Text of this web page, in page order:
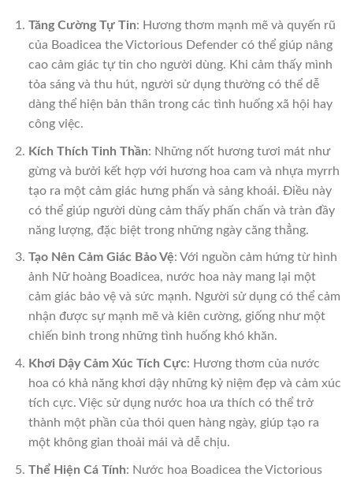
Tăng Cường Tự Tin: Hương thơm mạnh mẽ và quyến rũ
của Boadicea the Victorious Defender có thể giúp nâng
cao cảm giác tự tin cho người dùng. Khi cảm thấy mình
tỏa sáng và thu hút, người sử dụng thường có thể dễ
dàng thể hiện bản thân trong các tình huống xã hội hay
công việc.
Kích Thích Tinh Thần: Những nốt hương tươi mát như
gừng và bưởi kết hợp với hương hoa cam và nhựa myrrh
tạo ra một cảm giác hưng phấn và sảng khoái. Điều này
có thể giúp người dùng cảm thấy phấn chấn và tràn đầy
năng lượng, đặc biệt trong những ngày căng thẳng.
Tạo Nên Cảm Giác Bảo Vệ: Với nguồn cảm hứng từ hình
ảnh Nữ hoàng Boadicea, nước hoa này mang lại một
cảm giác bảo vệ và sức mạnh. Người sử dụng có thể cảm
nhận được sự mạnh mẽ và kiên cường, giống như một
chiến binh trong những tình huống khó khăn.
Khơi Dậy Cảm Xúc Tích Cực: Hương thơm của nước
hoa có khả năng khơi dậy những kỷ niệm đẹp và cảm xúc
tích cực. Việc sử dụng nước hoa ưa thích có thể trở
thành một phần của thói quen hàng ngày, giúp tạo ra
một không gian thoải mái và dễ chịu.
Thể Hiện Cá Tính: Nước hoa Boadicea the Victorious